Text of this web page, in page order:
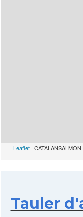
Leaflet|
Tauler